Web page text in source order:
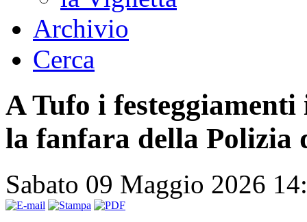
Archivio
Cerca
A Tufo i
la fanfara della Polizia
Sabato 09 Maggio 2026